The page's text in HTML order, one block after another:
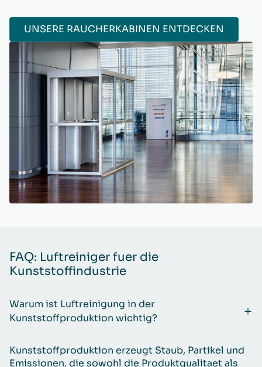
UNSERE RAUCHERKABINEN ENTDECKEN
FAQ: Luftreiniger fuer die
Kunststoffindustrie
Warum ist Luftreinigung in der
Kunststoffproduktion wichtig?
Kunststoffproduktion erzeugt Staub, Partikel und
Emissionen, die sowohl die Produktqualitaet als